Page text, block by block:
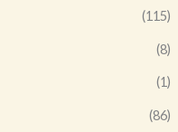
(115)
(8)
(1)
(86)